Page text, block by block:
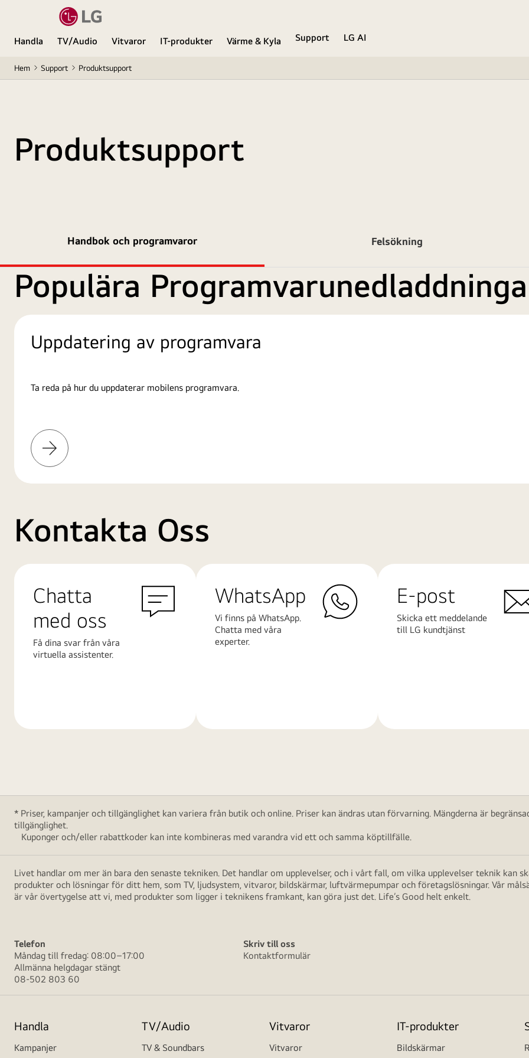
Handla TV/Audio Vitvaror IT-produkter Värme & Kyla Support LG AI
Hem Support Produktsupport
Produktsupport
Handbok och programvaror Felsökning
Populära
Uppdatering av programvara
Ta reda på hur du uppdaterar mobilens programvara.
Läs
mer
Kontakta Oss
Chatta
med oss
Få dina svar från våra
virtuella assistenter.
WhatsApp
Vi finns på WhatsApp.
Chatta med våra
experter.
E-post
Skicka ett meddelande
till LG kundtjänst
* Priser, kampanjer och tillgänglighet kan variera från butik och online. Priser kan ändras utan förvarning. Mängderna är
tillgänglighet.
Kuponger och/eller rabattkoder kan inte kombineras med varandra vid ett och samma köptillfälle.
Livet handlar om mer än bara den senaste tekniken. Det handlar om upplevelser, och i vårt fall, om vilka upplevelser teknik kan
produkter och lösningar för ditt hem, som TV, ljudsystem, vitvaror, bildskärmar, luftvärmepumpar och företagslösningar. Vår
är vår övertygelse att vi, med produkter som ligger i teknikens framkant, kan göra just det. Life’s Good helt enkelt.
Telefon
Måndag till fredag: 08:00–17:00
Allmänna helgdagar stängt
08-502 803 60
Skriv till oss
Kontaktformulär
Handla
Kampanjer
TV/Audio
TV & Soundbars
Vitvaror
Vitvaror
IT-produkter
Bildskärmar